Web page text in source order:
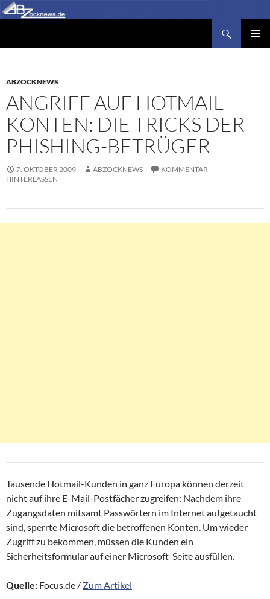
Zum
Inhalt
ABZOCKNEWS
ANGRIFF AUF HOTMAIL-
KONTEN: DIE TRICKS DER
PHISHING-BETRÜGER
7. OKTOBER 2009 ABZOCKNEWS
KOMMENTAR
HINTERLASSEN
Tausende Hotmail-Kunden in ganz Europa können derzeit
nicht auf ihre E-Mail-Postfächer zugreifen: Nachdem ihre
Zugangsdaten mitsamt Passwörtern im Internet aufgetaucht
sind, sperrte Microsoft die betroffenen Konten. Um wieder
Zugriff zu bekommen, müssen die Kunden ein
Sicherheitsformular auf einer Microsoft-Seite ausfüllen.
Quelle: Focus.de / Zum Artikel